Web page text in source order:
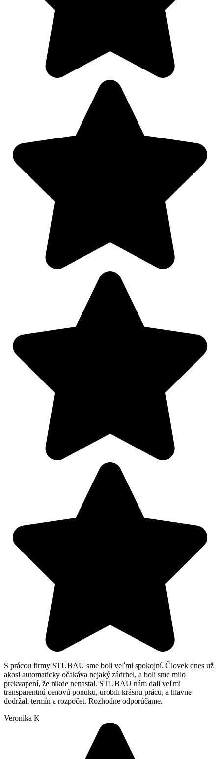
S prácou firmy STUBAU sme boli veľmi spokojní. Človek dnes už
akosi automaticky očakáva nejaký zádrhel, a boli sme milo
prekvapení, že nikde nenastal. STUBAU nám dali veľmi
transparentnú cenovú ponuku, urobili krásnu prácu, a hlavne
dodržali termín a rozpočet. Rozhodne odporúčame.
Veronika K